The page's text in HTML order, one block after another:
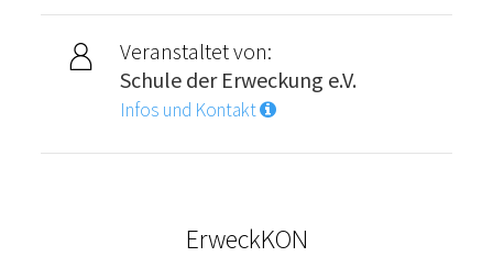
Veranstaltet von:
Schule der Erweckung e.V.
Infos und Kontakt
ErweckKON